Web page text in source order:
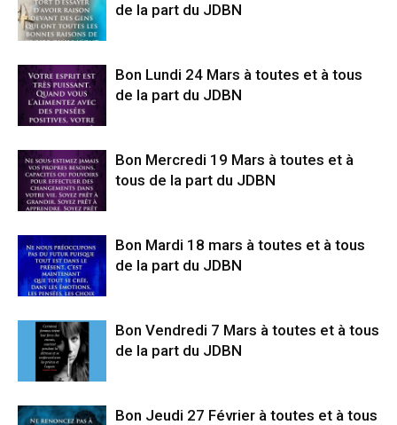
de la part du JDBN
Bon Lundi 24 Mars à toutes et à tous
de la part du JDBN
Bon Mercredi 19 Mars à toutes et à
tous de la part du JDBN
Bon Mardi 18 mars à toutes et à tous
de la part du JDBN
Bon Vendredi 7 Mars à toutes et à tous
de la part du JDBN
Bon Jeudi 27 Février à toutes et à tous